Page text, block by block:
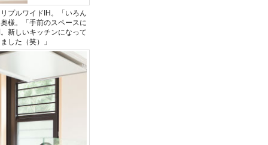
プルワイドIH。「いろん
様。「手前のスペースに
新しいキッチンになって
した（笑）」